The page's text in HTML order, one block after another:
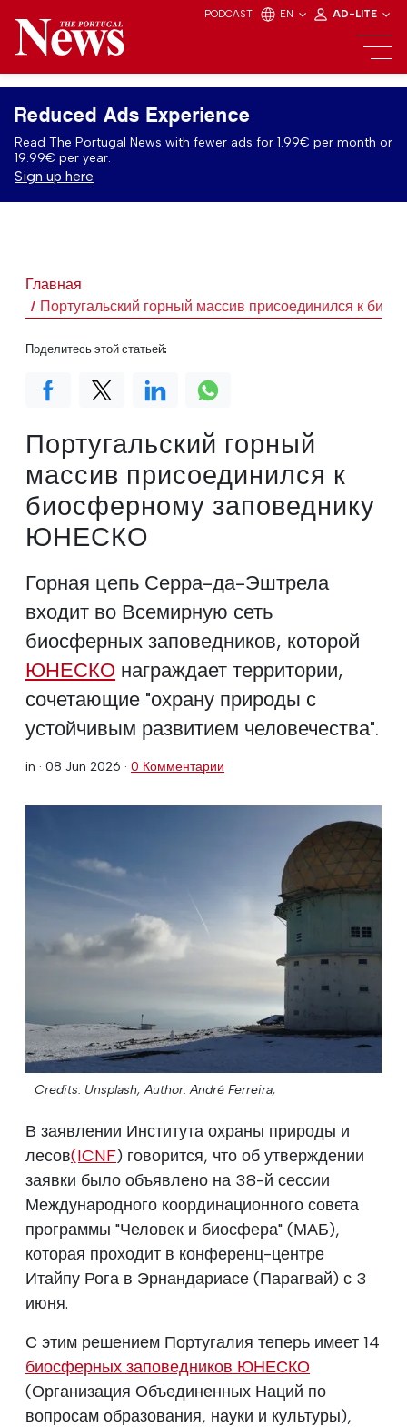
PODCAST EN AD-LITE
Reduced Ads Experience
Read The Portugal News with fewer ads for 1.99€ per month or
19.99€ per year.
Sign up here
Главная
Португальский горный массив присоединился к
Португальский горный
массив присоединился к
биосферному заповеднику
ЮНЕСКО
Горная цепь Серра-да-Эштрела
входит во Всемирную сеть
биосферных заповедников, которой
ЮНЕСКО награждает территории,
сочетающие "охрану природы с
устойчивым развитием человечества".
in · 08 Jun 2026 · 0 Комментарии
Credits: Unsplash; Author: André Ferreira;
В заявлении Института охраны природы и
лесов(ICNF) говорится, что об утверждении
заявки было объявлено на 38-й сессии
Международного координационного совета
программы "Человек и биосфера" (МАБ),
которая проходит в конференц-центре
Итайпу Рога в Эрнандариасе (Парагвай) с 3
июня.
С этим решением Португалия теперь имеет 14
биосферных заповедников ЮНЕСКО
(Организация Объединенных Наций по
вопросам образования, науки и культуры),
Поделитесь этой статьей: